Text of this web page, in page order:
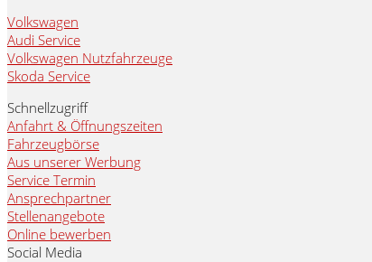
Volkswagen
Audi Service
Volkswagen Nutzfahrzeuge
Skoda Service
Schnellzugriff
Anfahrt & Öffnungszeiten
Fahrzeugbörse
Aus unserer Werbung
Service Termin
Ansprechpartner
Stellenangebote
Online bewerben
Social Media